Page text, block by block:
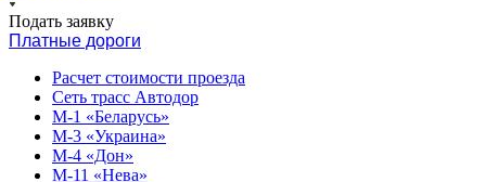
Подать заявку
Платные дороги
Расчет стоимости проезда
Сеть трасс Автодор
М-1 «Беларусь»
М-3 «Украина»
М-4 «Дон»
М-11 «Нева»